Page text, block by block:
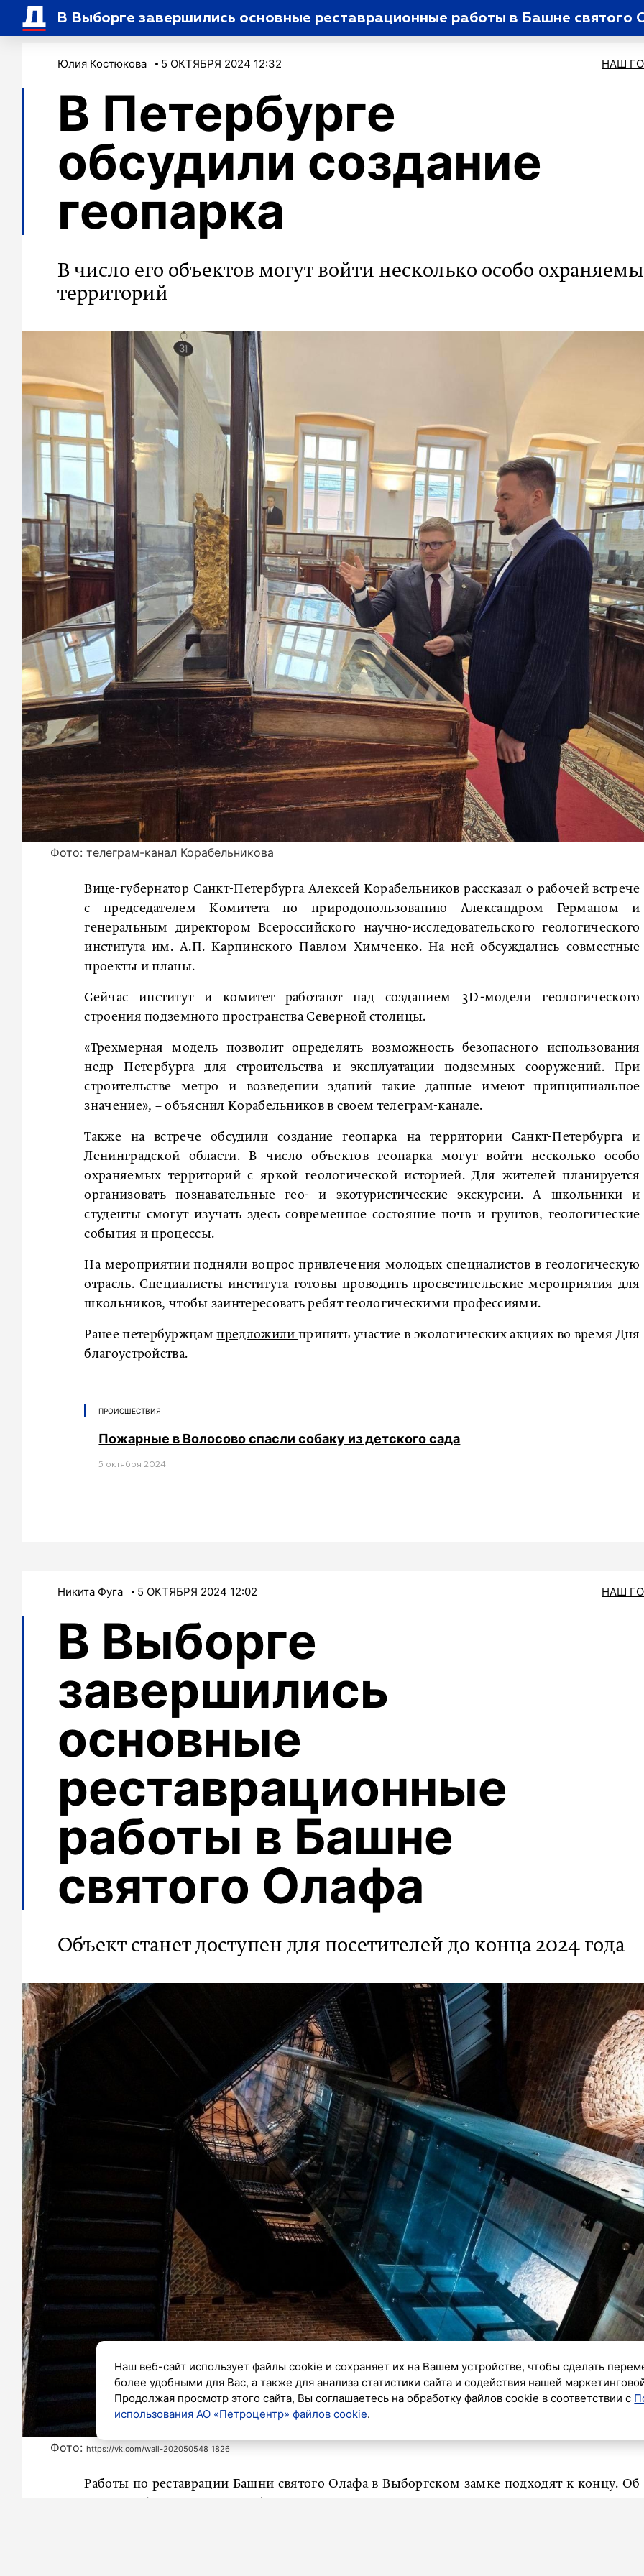
В Выборге завершились основные реставрационные работы в Башне святого
Юлия Костюкова 5 ОКТЯБРЯ 2024 12:32 НАШ
В Петербурге
обсудили создание
геопарка
В число его объектов могут войти несколько особо
территорий
Фото: телеграм-канал Корабельникова
Вице-губернатор Санкт-Петербурга Алексей Корабельников рассказал о рабочей встрече
с председателем Комитета по природопользованию Александром Германом и
генеральным директором Всероссийского научно-исследовательского геологического
института им. А.П. Карпинского Павлом Химченко. На ней обсуждались совместные
проекты и планы.
Сейчас институт и комитет работают над созданием 3D-модели геологического
строения подземного пространства Северной столицы.
«Трехмерная модель позволит определять возможность безопасного использования
недр Петербурга для строительства и эксплуатации подземных сооружений. При
строительстве метро и возведении зданий такие данные имеют принципиальное
значение», – объяснил Корабельников в своем телеграм-канале.
Также на встрече обсудили создание геопарка на территории Санкт-Петербурга и
Ленинградской области. В число объектов геопарка могут войти несколько особо
охраняемых территорий с яркой геологической историей. Для жителей планируется
организовать познавательные гео- и экотуристические экскурсии. А школьники и
студенты смогут изучать здесь современное состояние почв и грунтов, геологические
события и процессы.
На мероприятии подняли вопрос привлечения молодых специалистов в геологическую
отрасль. Специалисты института готовы проводить просветительские мероприятия для
школьников, чтобы заинтересовать ребят геологическими профессиями.
Ранее петербуржцампредложили принять участие в экологических акциях во время Дня
благоустройства.
ПРОИСШЕСТВИЯ
Пожарные в Волосово спасли собаку из детского сада
5 октября 2024
Никита Фуга 5 ОКТЯБРЯ 2024 12:02 НАШ
В Выборге
завершились
основные
реставрационные
работы в Башне
святого Олафа
Объект станет доступен для посетителей до конца 2024 года
Фото: https://vk.com/wall-202050548_1826
Работы по реставрации Башни святого Олафа в Выборгском замке подходят к концу. Об
Наш веб-сайт использует файлы cookie и сохраняет их на Вашем устройстве, чтобы сделать
более удобными для Вас, а также для анализа статистики сайта и содействия нашей
Продолжая просмотр этого сайта, Вы соглашаетесь на обработку файлов cookie в соответствии с
использования АО «Петроцентр» файлов cookie.